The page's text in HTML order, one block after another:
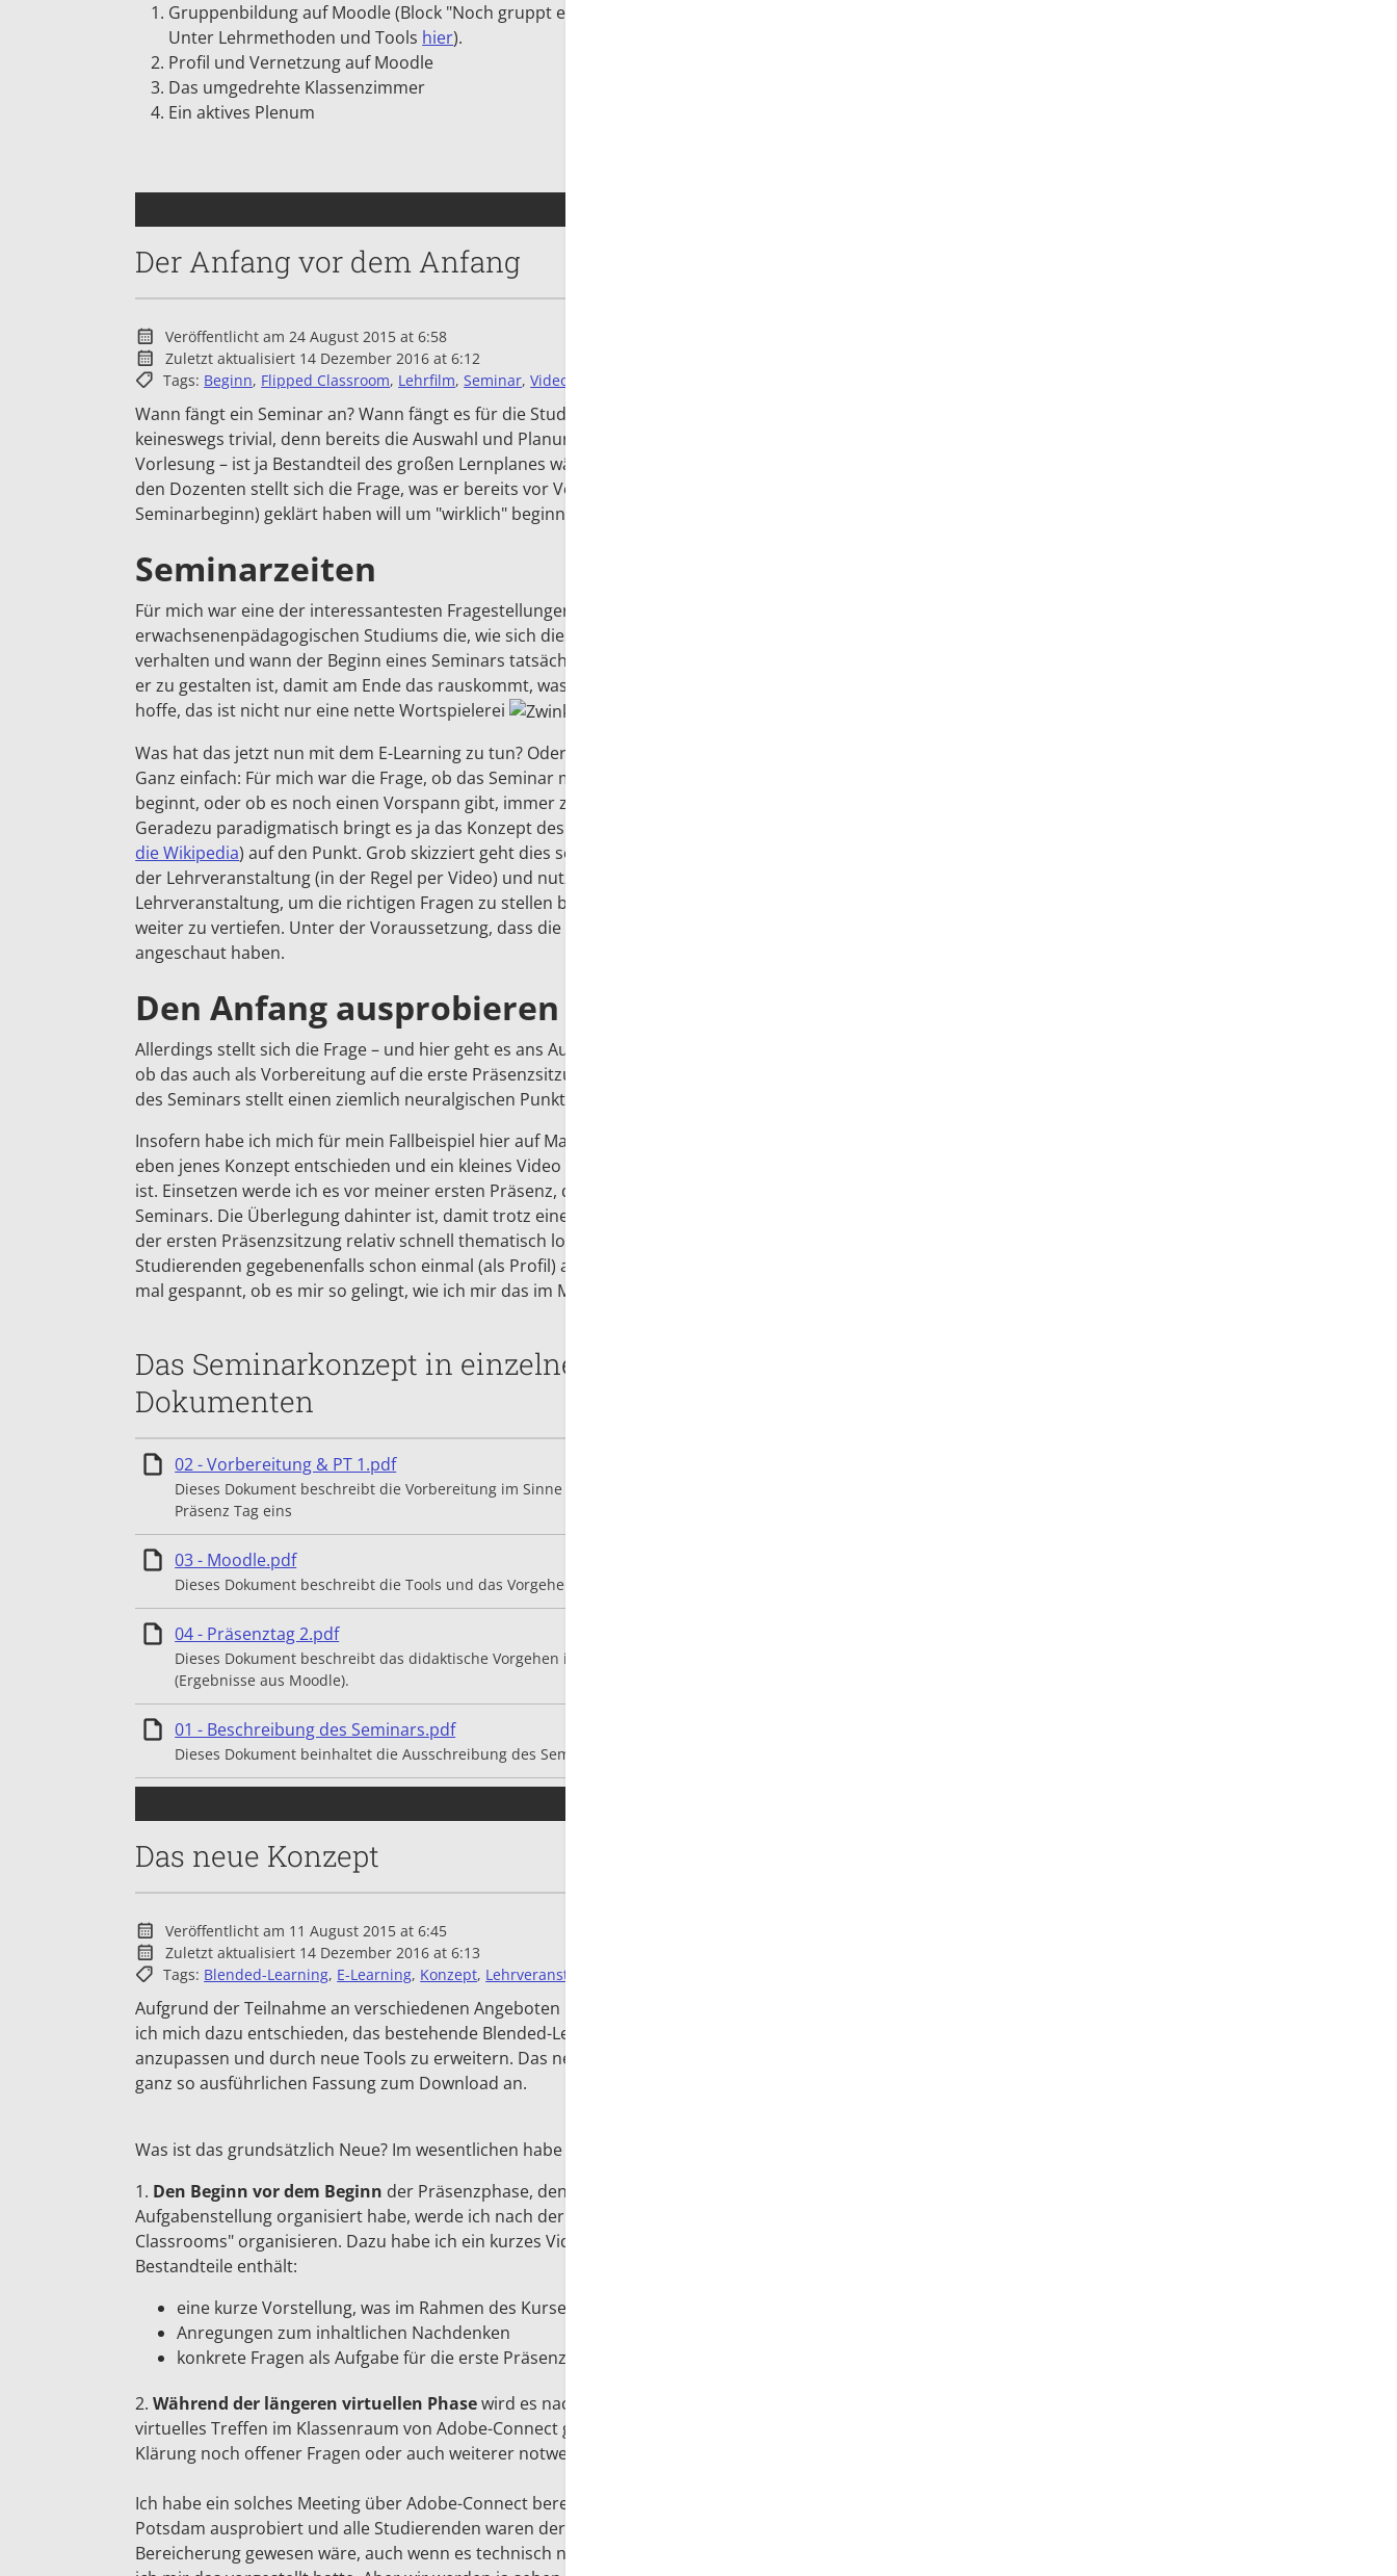
Gruppenbildung auf Moodle (Block "Noch gruppt es sich nicht so gut auf Moodle!"
Unter Lehrmethoden und Tools hier).
Profil und Vernetzung auf Moodle
Das umgedrehte Klassenzimmer
Ein aktives Plenum
Der Anfang vor dem Anfang
Veröffentlicht am 24 August 2015 at 6:58
Zuletzt aktualisiert 14 Dezember 2016 at 6:12
Tags: Beginn, Flipped Classroom, Lehrfilm,Seminar,Videoeinsatz
Wann fängt ein Seminar an? Wann fängt es für die Studierenden wirklich an? Diese Frage ist
keineswegs trivial, denn bereits die Auswahl und Planung des Seminars – oder auch der
Vorlesung – ist ja Bestandteil des großen Lernplanes während eines Studiums. Und auch für
den Dozenten stellt sich die Frage, was er bereits vor Vorlesungsbeginn (oder
Seminarbeginn) geklärt haben will um "wirklich" beginnen zu können.
Seminarzeiten
Für mich war eine der interessantesten Fragestellungen während meines
erwachsenenpädagogischen Studiums die, wie sich diese zeitlichen Anteile im Seminar
verhalten und wann der Beginn eines Seminars tatsächlich einen Beginn darstellt bzw. wie
er zu gestalten ist, damit am Ende das rauskommt, was ich zu Beginn beabsichtige. Ich
hoffe, das ist nicht nur eine nette Wortspielerei
Was hat das jetzt nun mit dem E-Learning zu tun? Oder gar mit dem Blended-Learning?
Ganz einfach: Für mich war die Frage, ob das Seminar mit der Präsenzveranstaltung
beginnt, oder ob es noch einen Vorspann gibt, immer zentral und wichtig zu beantworten.
Geradezu paradigmatisch bringt es ja das Konzept des Flipped Classroom (
die Wikipedia) auf den Punkt. Grob skizziert geht dies so: Man erklärt etwas vom Stoff vor
der Lehrveranstaltung (in der Regel per Video) und nutzt dann die Zeit während der
Lehrveranstaltung, um die richtigen Fragen zu stellen bzw. Themen zu vernetzen oder
weiter zu vertiefen. Unter der Voraussetzung, dass die Studierenden den Film vorher
angeschaut haben.
Den Anfang ausprobieren
Allerdings stellt sich die Frage – und hier geht es ans Ausprobieren des neuen Konzeptes –
ob das auch als Vorbereitung auf die erste Präsenzsitzung funktioniert. Denn der Beginn
des Seminars stellt einen ziemlich neuralgischen Punkt eines "interaktiven Notstandes" dar.
Insofern habe ich mich für mein Fallbeispiel hier auf Mahara (genannt neues Konzept) für
eben jenes Konzept entschieden und ein kleines Video produziert, das
ist. Einsetzen werde ich es vor meiner ersten Präsenz, quasi als Beginn vor dem Beginn des
Seminars. Die Überlegung dahinter ist, damit trotz eines interaktiven Notstandes zu Beginn
der ersten Präsenzsitzung relativ schnell thematisch loslegen zu können, weil sich die
Studierenden gegebenenfalls schon einmal (als Profil) auf Moodle "gesehen" haben. Ich bin
mal gespannt, ob es mir so gelingt, wie ich mir das im Moment vorstelle.
Das Seminarkonzept in einzelnen PDF
Dokumenten
02 - Vorbereitung & PT 1.pdfEinzelheiten
Dieses Dokument beschreibt die Vorbereitung im Sinne des Flipclassroom Konzeptes und den
Präsenz Tag eins
03 - Moodle.pdfEinzelheiten
Dieses Dokument beschreibt die Tools und das Vorgehen während der Moodle-Phase.
04 - Präsenztag 2.pdfEinzelheiten
Dieses Dokument beschreibt das didaktische Vorgehen im Rahmen des Präsenztages zwei
(Ergebnisse aus Moodle).
01 - Beschreibung des Seminars.pdfEinzelheiten
Dieses Dokument beinhaltet die Ausschreibung des Seminars.
Das neue Konzept
Veröffentlicht am 11 August 2015 at 6:45
Zuletzt aktualisiert 14 Dezember 2016 at 6:13
Tags: Blended-Learning, E-Learning, Konzept, Lehrveranstaltung
Aufgrund der Teilnahme an verschiedenen Angeboten im Rahmen des e|Zertifikats habe
ich mich dazu entschieden, das bestehende Blended-Learning Grundkonzept von mir (
anzupassen und durch neue Tools zu erweitern. Das neue Konzept hänge ich in einer nicht
ganz so ausführlichen Fassung zum Download an.
Was ist das grundsätzlich Neue? Im wesentlichen habe ich zwei Elemente neu eingeführt.
1. Den Beginn vor dem Beginn der Präsenzphase, den ich schon immer über eine eigene
Aufgabenstellung organisiert habe, werde ich nach der Grundidee eines "Flipped
Classrooms" organisieren. Dazu habe ich ein kurzes Video erstellt (
Bestandteile enthält:
eine kurze Vorstellung, was im Rahmen des Kurses behandelt wird
Anregungen zum inhaltlichen Nachdenken
konkrete Fragen als Aufgabe für die erste Präsenzphase
2.Während der längeren virtuellen Phasewird es nach etwa der Hälfte der Zeit ein
virtuelles Treffen im Klassenraum von Adobe-Connect geben. Diese Termin dient der
Klärung noch offener Fragen oder auch weiterer notwendiger inhaltlicher Präzisierungen.
Ich habe ein solches Meeting über Adobe-Connect bereits in einem Seminar an der Uni
Potsdam ausprobiert und alle Studierenden waren der Meinung, dass das eine tolle
Bereicherung gewesen wäre, auch wenn es technisch noch nicht ganz so geklappt hat, wie